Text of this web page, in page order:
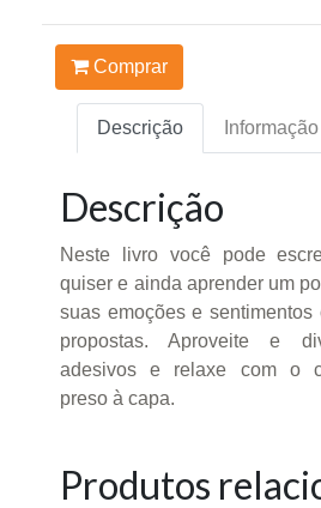
Comprar
Descrição
Descrição
Neste livro você pode
quiser e ainda aprender um
suas emoções e
propostas. Aproveite e
adesivos e relaxe com o
preso à capa.
Produtos